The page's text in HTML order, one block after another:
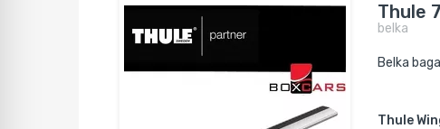
Thule
belka
Belka
Thule